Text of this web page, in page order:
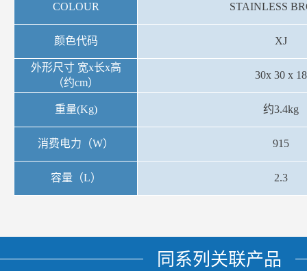
COLOUR STAINLESS
颜色代码 XJ
外形尺寸 宽x长x高
（约cm）
30x 30 x 18
重量(Kg) 约3.4kg
消费电力（W） 915
容量（L） 2.3
同系列关联产品